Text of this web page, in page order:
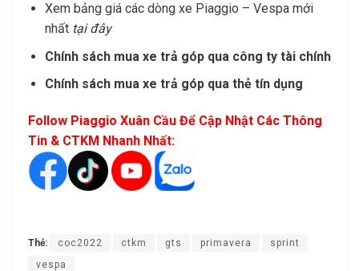
Xem bảng giá các dòng xe Piaggio – Vespa mới
nhất tại đây
Chính sách mua xe trả góp qua công ty tài chính
Chính sách mua xe trả góp qua thẻ tín dụng
Follow Piaggio Xuân Cầu Để Cập Nhật Các Thông
Tin & CTKM Nhanh Nhất:
Thẻ: coc2022 ctkm gts primavera
sprint
vespa